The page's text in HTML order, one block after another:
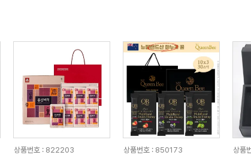
상품번호 : 822203
상품번호 : 850173
상품